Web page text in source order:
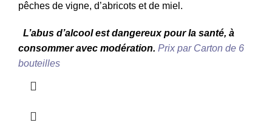
pêches de vigne, d’abricots et de miel.
L’abus d’alcool est dangereux pour la santé, à
consommer avec modération. Prix par Carton de 6
bouteilles